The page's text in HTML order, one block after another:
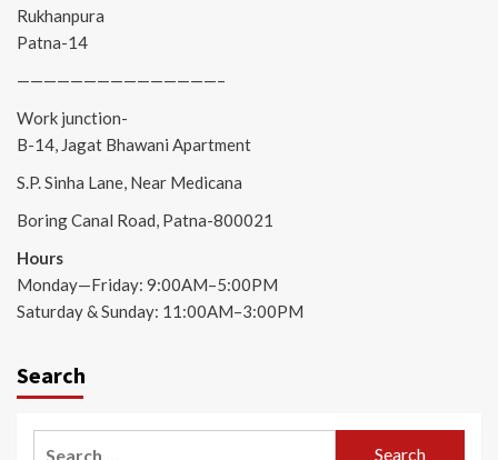
Rukhanpura
Patna-14
———————————————–
Work junction-
B-14, Jagat Bhawani Apartment
S.P. Sinha Lane, Near Medicana
Boring Canal Road, Patna-800021
Hours
Monday—Friday: 9:00AM–5:00PM
Saturday & Sunday: 11:00AM–3:00PM
Search